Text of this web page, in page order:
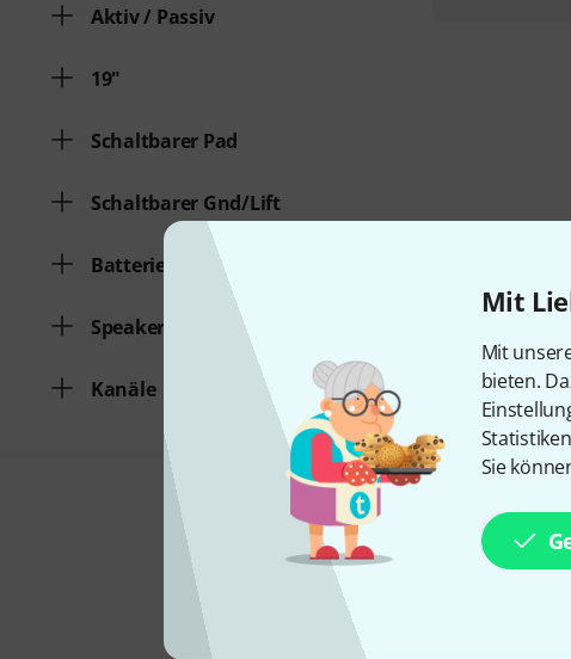
Mit
Mit
bieten.
Sie
Aktiv / Passiv
19"
Schaltbarer Pad
Schaltbarer Gnd/Lift
Batteriespeisung
Speaker Simulation
Kanäle